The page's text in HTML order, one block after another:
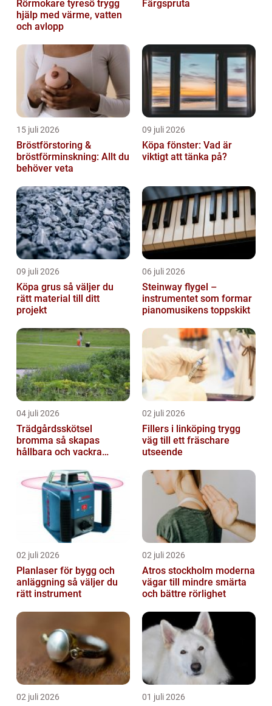
Rörmokare tyresö trygg
hjälp med värme, vatten
och avlopp
Färgspruta
15 juli 2026
Bröstförstoring &
bröstförminskning: Allt du
behöver veta
09 juli 2026
Köpa fönster: Vad är
viktigt att tänka på?
09 juli 2026
Köpa grus så väljer du
rätt material till ditt
projekt
06 juli 2026
Steinway flygel –
instrumentet som formar
pianomusikens toppskikt
04 juli 2026
Trädgårdsskötsel
bromma så skapas
hållbara och vackra
02 juli 2026
Fillers i linköping trygg
väg till ett fräschare
utseende
02 juli 2026
Planlaser för bygg och
anläggning så väljer du
rätt instrument
02 juli 2026
Atros stockholm moderna
vägar till mindre smärta
och bättre rörlighet
02 juli 2026 01 juli 2026